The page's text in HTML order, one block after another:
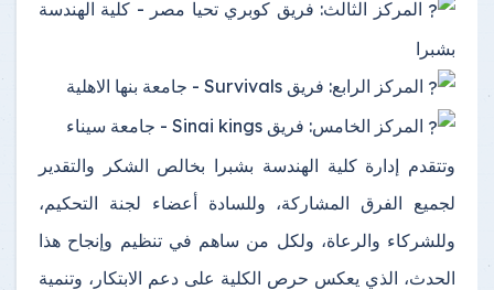
المركز الثالث: فريق كوبري تحيا مصر - كلية الهندسة
بشبرا
المركز الرابع: فريق Survivals - جامعة بنها الاهلية
المركز الخامس: فريق Sinai kings - جامعة سيناء
وتتقدم إدارة كلية الهندسة بشبرا بخالص الشكر والتقدير
لجميع الفرق المشاركة، وللسادة أعضاء لجنة التحكيم،
وللشركاء والرعاة، ولكل من ساهم في تنظيم وإنجاح هذا
الحدث، الذي يعكس حرص الكلية على دعم الابتكار، وتنمية